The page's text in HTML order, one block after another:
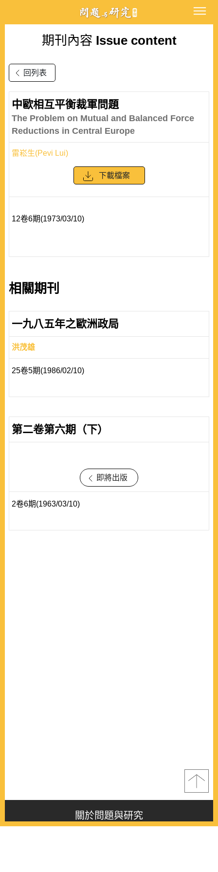
期刊內容 Issue content
回列表
中歐相互平衡裁軍問題
The Problem on Mutual and Balanced Force
Reductions in Central Europe
雷崧生(Pevi Lui)
下載檔案
12卷6期(1973/03/10)
相關期刊
一九八五年之歐洲政局
洪茂雄
25卷5期(1986/02/10)
第二卷第六期（下）
即將出版
2卷6期(1963/03/10)
關於問題與研究
About this journal